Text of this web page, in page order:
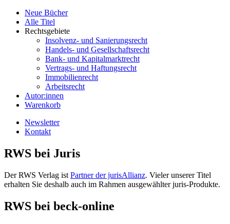
Neue Bücher
Alle Titel
Rechtsgebiete
Insolvenz- und Sanierungsrecht
Handels- und Gesellschaftsrecht
Bank- und Kapitalmarktrecht
Vertrags- und Haftungsrecht
Immobilienrecht
Arbeitsrecht
Autor:innen
Warenkorb
Newsletter
Kontakt
RWS bei Juris
Der RWS Verlag ist Partner der jurisAllianz. Vieler unserer Titel
erhalten Sie deshalb auch im Rahmen ausgewählter juris-Produkte.
RWS bei beck-online